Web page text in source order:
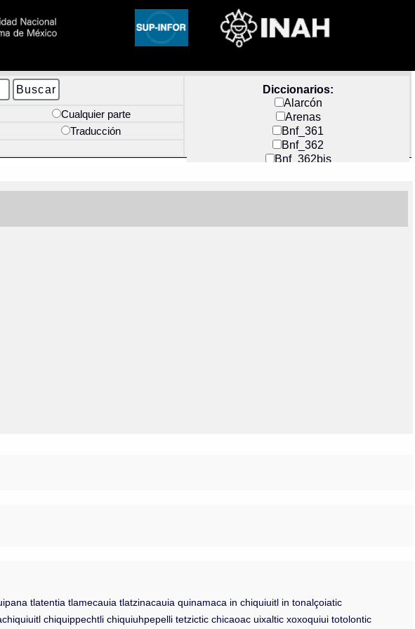
Diccionarios:
Alarcón
Arenas
Bnf_361
Bnf_362
Bnf_362bis
Docs_México
Cualquier parte
Traducción
tlatentia tlamecauia tlatzinacauia quinamaca in chiquiuitl in tonalçoiatic
chiquippechtli chiquiuhpepelli tetzictic chicaoac uixaltic xoxoquiui totolontic